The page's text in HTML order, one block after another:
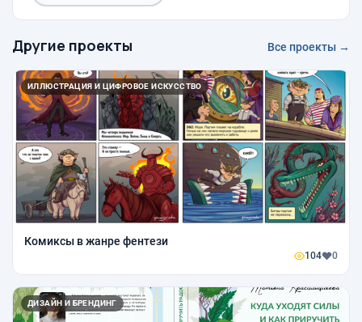
Другие проекты Все проекты →
ИЛЛЮСТРАЦИЯ И ЦИФРОВОЕ ИСКУССТВО
Комиксы в жанре фентези
104 0
ДИЗАЙН И БРЕНДИНГ